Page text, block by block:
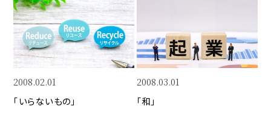
n
k
o
o
k
I
n
2008.02.01
「いらないもの」
2008.03.01
「和」